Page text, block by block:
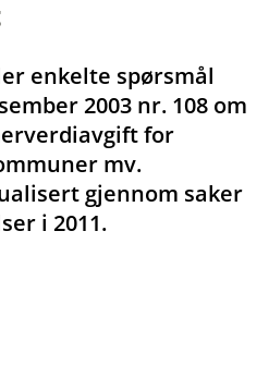
enkelte spørsmål
2003 nr. 108 om
for
mv.
gjennom saker
i 2011.